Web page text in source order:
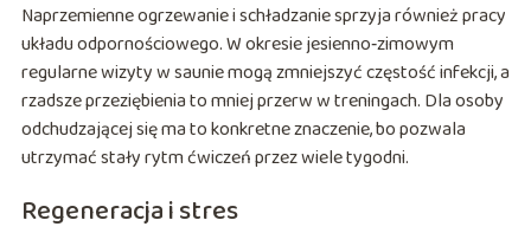
Naprzemienne ogrzewanie i schładzanie sprzyja również pracy
układu odpornościowego. W okresie jesienno‑zimowym
regularne wizyty w saunie mogą zmniejszyć częstość infekcji, a
rzadsze przeziębienia to mniej przerw w treningach. Dla osoby
odchudzającej się ma to konkretne znaczenie, bo pozwala
utrzymać stały rytm ćwiczeń przez wiele tygodni.
Regeneracja i stres